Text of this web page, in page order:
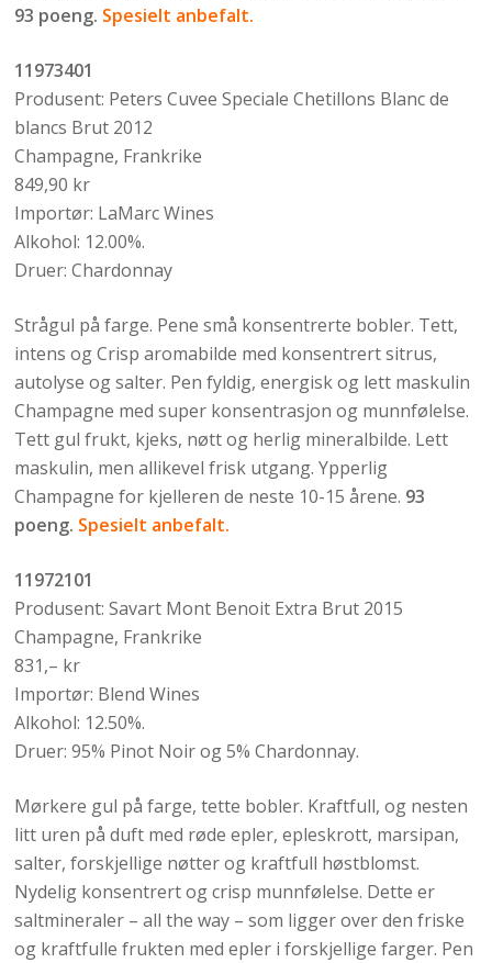
93 poeng. Spesielt anbefalt.
11973401
Produsent: Peters Cuvee Speciale Chetillons Blanc de
blancs Brut 2012
Champagne, Frankrike
849,90 kr
Importør: LaMarc Wines
Alkohol: 12.00%.
Druer: Chardonnay
Strågul på farge. Pene små konsentrerte bobler. Tett,
intens og Crisp aromabilde med konsentrert sitrus,
autolyse og salter. Pen fyldig, energisk og lett maskulin
Champagne med super konsentrasjon og munnfølelse.
Tett gul frukt, kjeks, nøtt og herlig mineralbilde. Lett
maskulin, men allikevel frisk utgang. Ypperlig
Champagne for kjelleren de neste 10-15 årene. 93
poeng. Spesielt anbefalt.
11972101
Produsent: Savart Mont Benoit Extra Brut 2015
Champagne, Frankrike
831,– kr
Importør: Blend Wines
Alkohol: 12.50%.
Druer: 95% Pinot Noir og 5% Chardonnay.
Mørkere gul på farge, tette bobler. Kraftfull, og nesten
litt uren på duft med røde epler, epleskrott, marsipan,
salter, forskjellige nøtter og kraftfull høstblomst.
Nydelig konsentrert og crisp munnfølelse. Dette er
saltmineraler – all the way – som ligger over den friske
og kraftfulle frukten med epler i forskjellige farger. Pen